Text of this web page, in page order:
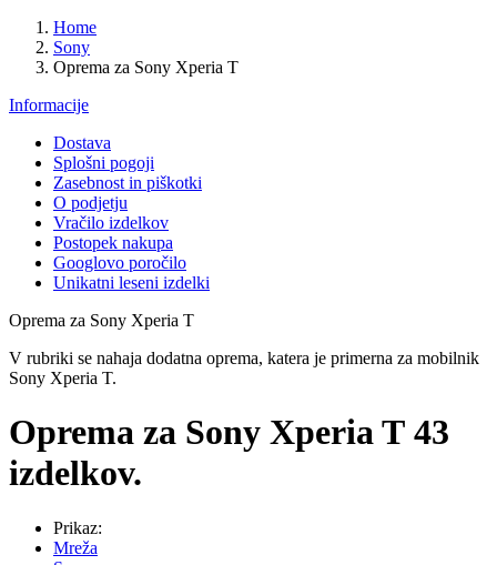
Home
Sony
Oprema za Sony Xperia T
Informacije
Dostava
Splošni pogoji
Zasebnost in piškotki
O podjetju
Vračilo izdelkov
Postopek nakupa
Googlovo poročilo
Unikatni leseni izdelki
Oprema za Sony Xperia T
V rubriki se nahaja dodatna oprema, katera je primerna za mobilnik
Sony Xperia T.
Oprema za Sony Xperia T 43
izdelkov.
Prikaz:
Mreža